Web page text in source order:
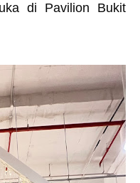
di Pavilion Bukit